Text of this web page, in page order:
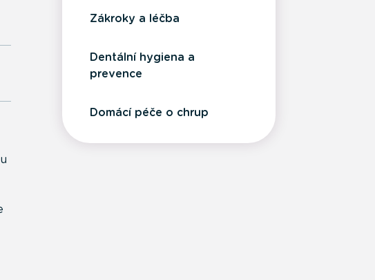
Zákroky a léčba
Dentální hygiena a
prevence
Domácí péče o chrup